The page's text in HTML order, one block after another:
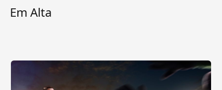
Em Alta